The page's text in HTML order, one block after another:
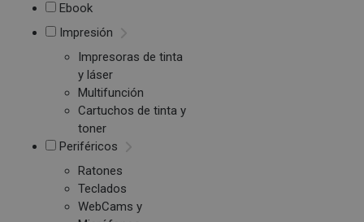
Ebook
Impresión
Impresoras de tinta
y láser
Multifunción
Cartuchos de tinta y
toner
Periféricos
Ratones
Teclados
WebCams y